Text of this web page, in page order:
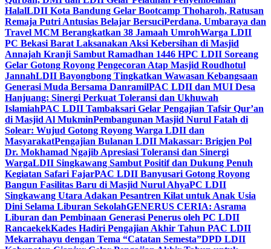
HalalLDII Kota Bandung Gelar Bootcamp Thoharoh, Ratusan
Remaja Putri Antusias Belajar BersuciPerdana, Umbaraya dan
Travel MCM Berangkatkan 38 Jamaah UmrohWarga LDII
PC Bekasi Barat Laksanakan Aksi Kebersihan di Masjid
Annajah Kranji Sambut Ramadhan 1446 HPC LDII Soreang
Gelar Gotong Royong Pengecoran Atap Masjid Roudhotul
JannahLDII Bayongbong Tingkatkan Wawasan Kebangsaan
Generasi Muda Bersama DanramilPAC LDII dan MUI Desa
Hanjuang: Sinergi Perkuat Toleransi dan Ukhuwah
IslamiahPAC LDII Tambaksari Gelar Pengajian Tafsir Qur’an
di Masjid Al MukminPembangunan Masjid Nurul Fatah di
Solear: Wujud Gotong Royong Warga LDII dan
MasyarakatPengajian Bulanan LDII Makassar: Brigjen Pol
Dr. Mokhamad Ngajib Apresiasi Toleransi dan Sinergi
WargaLDII Singkawang Sambut Positif dan Dukung Penuh
Kegiatan Safari FajarPAC LDII Banyusari Gotong Royong
Bangun Fasilitas Baru di Masjid Nurul AhyaPC LDII
Singkawang Utara Adakan Pesantren Kilat untuk Anak Usia
Dini Selama Liburan SekolahGENERUS CERIA: Asrama
Liburan dan Pembinaan Generasi Penerus oleh PC LDII
RancaekekKades Hadiri Pengajian Akhir Tahun PAC LDII
Mekarrahayu dengan Tema “Catatan Semesta”DPD LDII